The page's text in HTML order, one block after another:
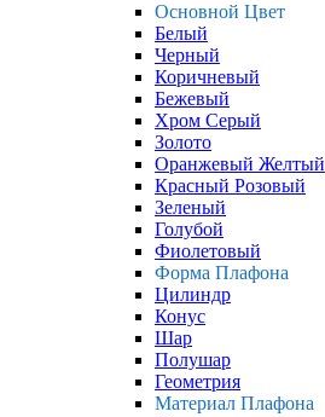
Основной Цвет
Белый
Черный
Коричневый
Бежевый
Хром Серый
Золото
Оранжевый Желтый
Красный Розовый
Зеленый
Голубой
Фиолетовый
Форма Плафона
Цилиндр
Конус
Шар
Полушар
Геометрия
Материал Плафона